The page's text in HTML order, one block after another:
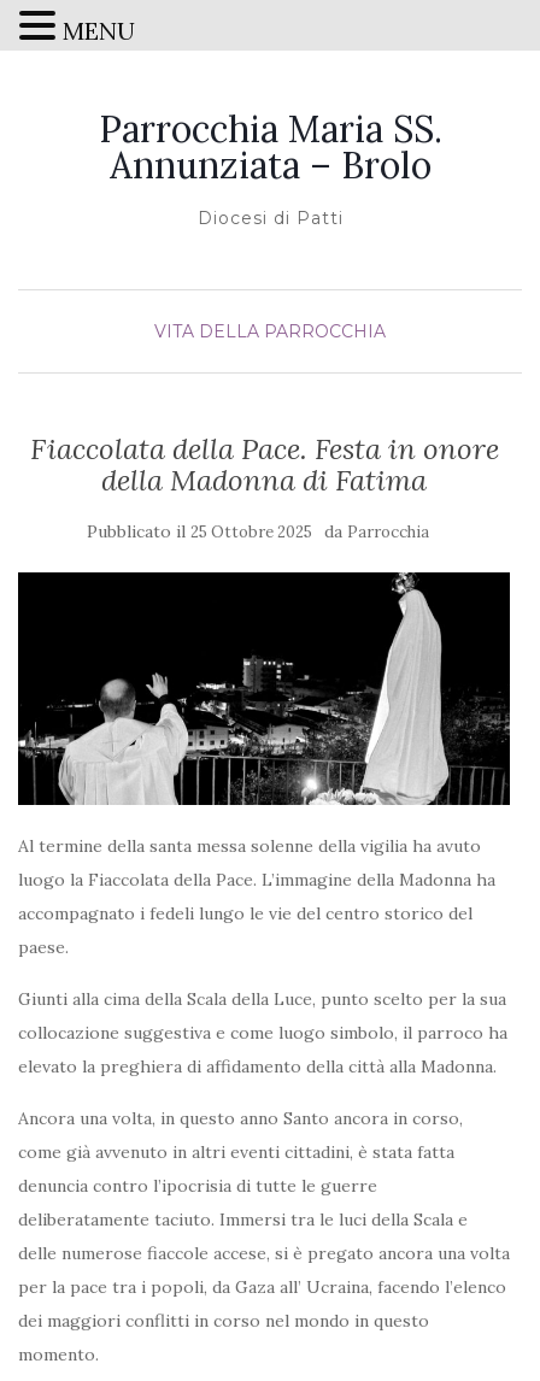
Parrocchia Maria SS.
Annunziata – Brolo
Diocesi di Patti
VITA DELLA PARROCCHIA
Fiaccolata della Pace. Festa in onore
della Madonna di Fatima
Pubblicato il 25 Ottobre 2025 da Parrocchia
Al termine della santa messa solenne della vigilia ha avuto
luogo la Fiaccolata della Pace. L’immagine della Madonna ha
accompagnato i fedeli lungo le vie del centro storico del
paese.
Giunti alla cima della Scala della Luce, punto scelto per la sua
collocazione suggestiva e come luogo simbolo, il parroco ha
elevato la preghiera di affidamento della città alla Madonna.
Ancora una volta, in questo anno Santo ancora in corso,
come già avvenuto in altri eventi cittadini, è stata fatta
denuncia contro l’ipocrisia di tutte le guerre
deliberatamente taciuto. Immersi tra le luci della Scala e
delle numerose fiaccole accese, si è pregato ancora una volta
per la pace tra i popoli, da Gaza all’ Ucraina, facendo l’elenco
dei maggiori conflitti in corso nel mondo in questo
momento.
MENU